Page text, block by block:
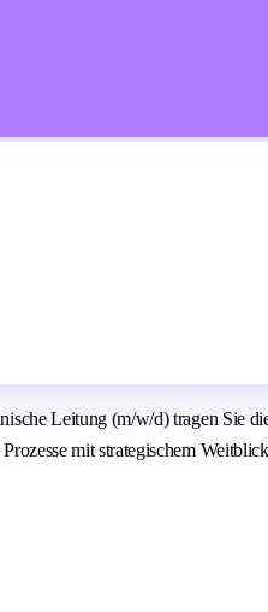
Leitung (m/w/d) tragen Sie
mit strategischem